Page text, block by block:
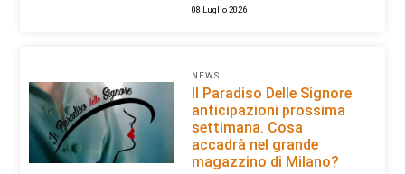
08 Luglio 2026
NEWS
Il Paradiso Delle Signore
anticipazioni prossima
settimana. Cosa
accadrà nel grande
magazzino di Milano?